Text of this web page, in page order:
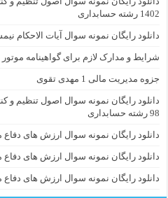
1402 رشته حسابداری
دانلود رایگان نمونه سوال آیات الاحکام نیمسال دوم 98-
شرایط و مدارک لازم برای گواهینامه
جزوه مدیریت مالی 1 مهدی تقوی
98 رشته حسابداری
دانلود رایگان نمونه سوال ارزش های دفاع
دانلود رایگان نمونه سوال ارزش های دفاع
دانلود رایگان نمونه سوال ارزش های دفاع